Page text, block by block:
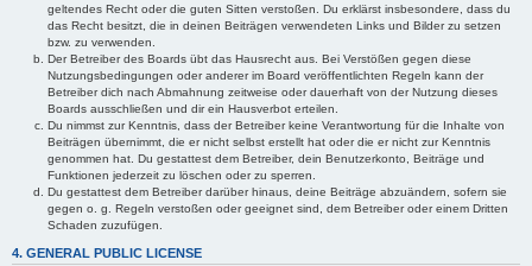
geltendes Recht oder die guten Sitten verstoßen. Du erklärst insbesondere, dass du
das Recht besitzt, die in deinen Beiträgen verwendeten Links und Bilder zu setzen
bzw. zu verwenden.
Der Betreiber des Boards übt das Hausrecht aus. Bei Verstößen gegen diese
Nutzungsbedingungen oder anderer im Board veröffentlichten Regeln kann der
Betreiber dich nach Abmahnung zeitweise oder dauerhaft von der Nutzung dieses
Boards ausschließen und dir ein Hausverbot erteilen.
Du nimmst zur Kenntnis, dass der Betreiber keine Verantwortung für die Inhalte von
Beiträgen übernimmt, die er nicht selbst erstellt hat oder die er nicht zur Kenntnis
genommen hat. Du gestattest dem Betreiber, dein Benutzerkonto, Beiträge und
Funktionen jederzeit zu löschen oder zu sperren.
Du gestattest dem Betreiber darüber hinaus, deine Beiträge abzuändern, sofern sie
gegen o. g. Regeln verstoßen oder geeignet sind, dem Betreiber oder einem Dritten
Schaden zuzufügen.
4. GENERAL PUBLIC LICENSE